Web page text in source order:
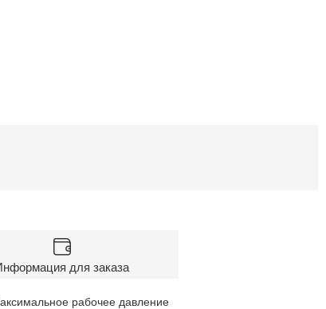
для заказа
рабочее давление